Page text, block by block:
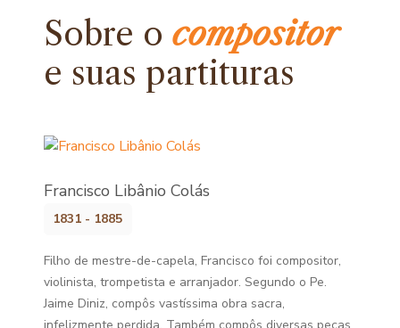
Sobre ocompositor
e suas partituras
Francisco Libânio Colás
1831 - 1885
Filho de mestre-de-capela, Francisco foi compositor,
violinista, trompetista e arranjador. Segundo o Pe.
Jaime Diniz, compôs vastíssima obra sacra,
infelizmente perdida. Também compôs diversas peças